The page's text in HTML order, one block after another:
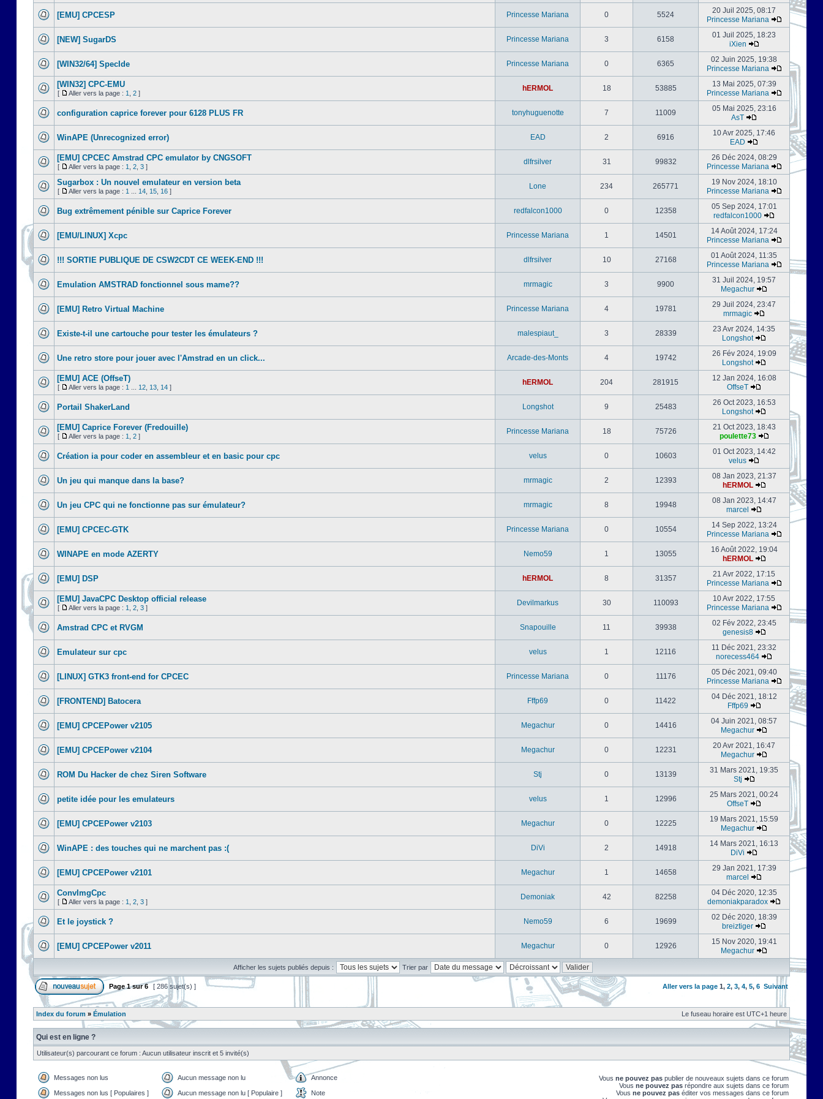
[EMU] CPCESP Princesse Mariana 0 5524
20 Juil 2025, 08:17
Princesse Mariana
[NEW] SugarDS Princesse Mariana 3 6158
01 Juil 2025, 18:23
iXien
[WIN32/64] SpecIde Princesse Mariana 0 6365
02 Juin 2025, 19:38
Princesse Mariana
[WIN32] CPC-EMU
[ Aller vers la page : 1 2 ]
hERMOL 18 53885
13 Mai 2025, 07:39
Princesse Mariana
configuration caprice forever pour 6128 PLUS FR tonyhuguenotte 7 11009
05 Mai 2025, 23:16
AsT
WinAPE (Unrecognized error) EAD 2 6916
10 Avr 2025, 17:46
EAD
[EMU] CPCEC Amstrad CPC emulator by CNGSOFT
[ Aller vers la page : 1 2 3 ]
dlfrsilver 31 99832
26 Déc 2024, 08:29
Princesse Mariana
Sugarbox : Un nouvel emulateur en version beta
[ Aller vers la page : 1 14 15 16 ]
Lone 234 265771
19 Nov 2024, 18:10
Princesse Mariana
Bug extrêmement pénible sur Caprice Forever redfalcon1000 0 12358
05 Sep 2024, 17:01
redfalcon1000
[EMU/LINUX] Xcpc Princesse Mariana 1 14501
14 Août 2024, 17:24
Princesse Mariana
!!! SORTIE PUBLIQUE DE CSW2CDT CE WEEK-END !!! dlfrsilver 10 27168
01 Août 2024, 11:35
Princesse Mariana
Emulation AMSTRAD fonctionnel sous mame?? mrmagic 3 9900
31 Juil 2024, 19:57
Megachur
[EMU] Retro Virtual Machine Princesse Mariana 4 19781
29 Juil 2024, 23:47
mrmagic
Existe-t-il une cartouche pour tester les émulateurs ? malespiaut_ 3 28339
23 Avr 2024, 14:35
Longshot
Une retro store pour jouer avec l'Amstrad en un click... Arcade-des-Monts 4 19742
26 Fév 2024, 19:09
Longshot
[EMU] ACE (OffseT)
[ Aller vers la page : 1 12 13 14 ]
hERMOL 204 281915
12 Jan 2024, 16:08
OffseT
Portail ShakerLand Longshot 9 25483
26 Oct 2023, 16:53
Longshot
[EMU] Caprice Forever (Fredouille)
[ Aller vers la page : 1 2 ]
Princesse Mariana 18 75726
21 Oct 2023, 18:43
poulette73
Création ia pour coder en assembleur et en basic pour cpc velus 0 10603
01 Oct 2023, 14:42
velus
Un jeu qui manque dans la base? mrmagic 2 12393
08 Jan 2023, 21:37
hERMOL
Un jeu CPC qui ne fonctionne pas sur émulateur? mrmagic 8 19948
08 Jan 2023, 14:47
marcel
[EMU] CPCEC-GTK Princesse Mariana 0 10554
14 Sep 2022, 13:24
Princesse Mariana
WINAPE en mode AZERTY Nemo59 1 13055
16 Août 2022, 19:04
hERMOL
[EMU] DSP hERMOL 8 31357
21 Avr 2022, 17:15
Princesse Mariana
[EMU] JavaCPC Desktop official release
[ Aller vers la page : 1 2 3 ]
Devilmarkus 30 110093
10 Avr 2022, 17:55
Princesse Mariana
Amstrad CPC et RVGM Snapouille 11 39938
02 Fév 2022, 23:45
genesis8
Emulateur sur cpc velus 1 12116
11 Déc 2021, 23:32
norecess464
[LINUX] GTK3 front-end for CPCEC Princesse Mariana 0 11176
05 Déc 2021, 09:40
Princesse Mariana
[FRONTEND] Batocera Fffp69 0 11422
04 Déc 2021, 18:12
Fffp69
[EMU] CPCEPower v2105 Megachur 0 14416
04 Juin 2021, 08:57
Megachur
[EMU] CPCEPower v2104 Megachur 0 12231
20 Avr 2021, 16:47
Megachur
ROM Du Hacker de chez Siren Software Stj 0 13139
31 Mars 2021, 19:35
Stj
petite idée pour les emulateurs velus 1 12996
25 Mars 2021, 00:24
OffseT
[EMU] CPCEPower v2103 Megachur 0 12225
19 Mars 2021, 15:59
Megachur
WinAPE : des touches qui ne marchent pas :( DiVi 2 14918
14 Mars 2021, 16:13
DiVi
[EMU] CPCEPower v2101 Megachur 1 14658
29 Jan 2021, 17:39
marcel
ConvImgCpc
[ Aller vers la page : 1 2 3 ]
Demoniak 42 82258
04 Déc 2020, 12:35
demoniakparadox
Et le joystick ? Nemo59 6 19699
02 Déc 2020, 18:39
breiztiger
[EMU] CPCEPower v2011 Megachur 0 12926
15 Nov 2020, 19:41
Megachur
Afficher les sujets publiés depuis : Trier par
Page1sur6 [ 286 sujet(s) ] Aller vers la page 1, 2, 3, 4, 5, 6 Suivant
Index du forum » Émulation Le fuseau horaire est UTC+1 heure
Qui est en ligne ?
Utilisateur(s) parcourant ce forum : Aucun utilisateur inscrit et 5 invité(s)
Messages non lus Aucun message non lu Annonce
Messages non lus [ Populaires ] Aucun message non lu [ Populaire ] Note
Vous ne pouvez pas publier de nouveaux sujets dans ce forum
Vous ne pouvez pas répondre aux sujets dans ce forum
Vous ne pouvez pas éditer vos messages dans ce forum